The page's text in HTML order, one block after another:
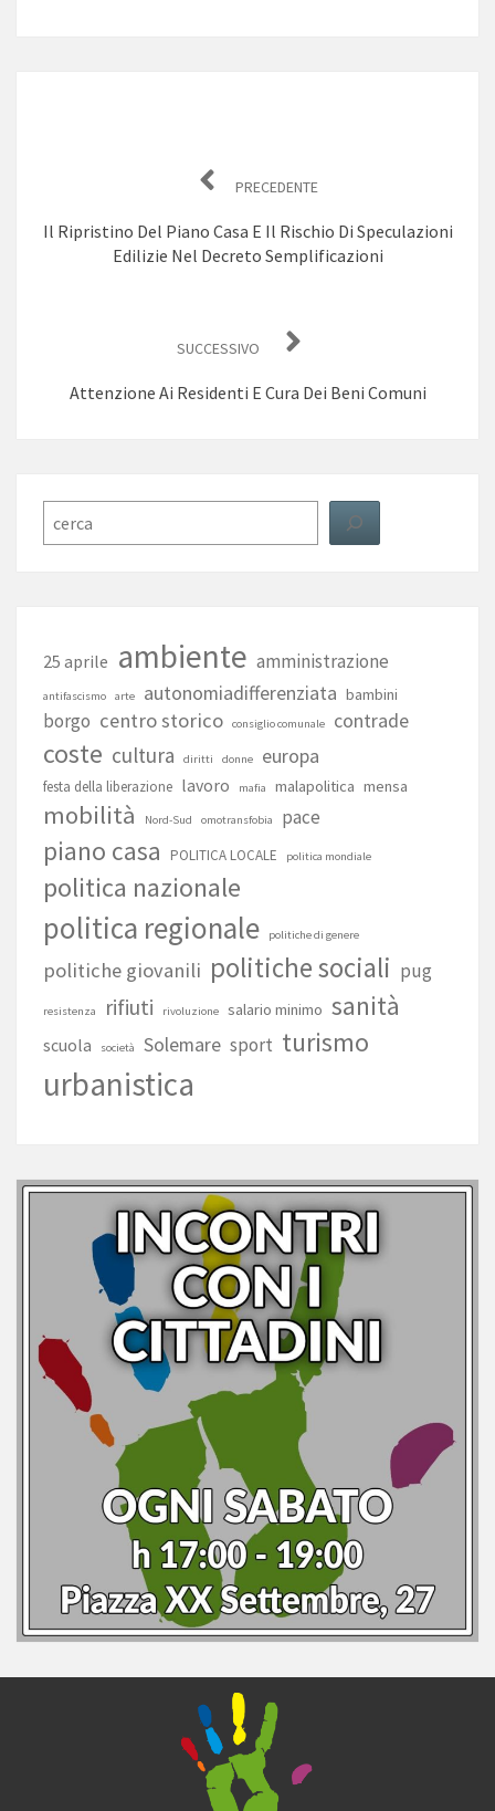
PRECEDENTE
Il Ripristino Del Piano Casa E Il Rischio Di Speculazioni
Edilizie Nel Decreto Semplificazioni
SUCCESSIVO
Attenzione Ai Residenti E Cura Dei Beni Comuni
25 aprile ambiente amministrazione
antifascismo arte autonomiadifferenziata bambini
borgo centro storico consiglio comunale contrade
coste cultura diritti donne europa
festa della liberazione lavoro mafia malapolitica mensa
mobilità Nord-Sud omotransfobia pace
piano casa POLITICA LOCALE politica mondiale
politica nazionale
politica regionale politiche di genere
politiche giovanili politiche sociali pug
resistenza rifiuti rivoluzione salario minimo sanità
scuola società Solemare sport turismo
urbanistica